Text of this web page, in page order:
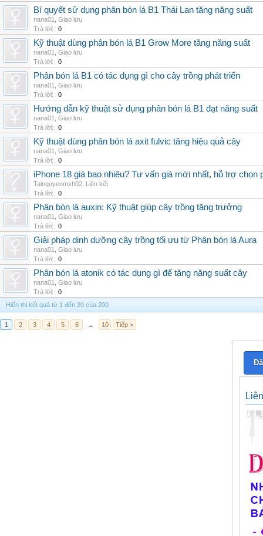
Bí quyết sử dụng phân bón lá B1 Thái Lan tăng năng suất
nana01
Giao lưu
Trả lời:
0
Kỹ thuật dùng phân bón lá B1 Grow More tăng năng suất
nana01
Giao lưu
Trả lời:
0
Phân bón lá B1 có tác dụng gì cho cây trồng phát triển
nana01
Giao lưu
Trả lời:
0
Hướng dẫn kỹ thuật sử dụng phân bón lá B1 đạt năng suất
nana01
Giao lưu
Trả lời:
0
Kỹ thuật dùng phân bón lá axit fulvic tăng hiệu quả cây
nana01
Giao lưu
Trả lời:
0
iPhone 18 giá bao nhiêu? Tư vấn giá mới nhất, hỗ trợ chọn
Tainguyenmxh02 Liên kết
Trả lời:
0
Phân bón lá auxin: Kỹ thuật giúp cây trồng tăng trưởng
nana01
Giao lưu
Trả lời:
0
Giải pháp dinh dưỡng cây trồng tối ưu từ Phân bón lá Aura
nana01
Giao lưu
Trả lời:
0
Phân bón lá atonik có tác dụng gì để tăng năng suất cây
nana01
Giao lưu
Trả lời:
0
Hiển thị kết quả từ 1 đến 20 của 200
1 2 3 4 5 6 → 10 Tiếp >